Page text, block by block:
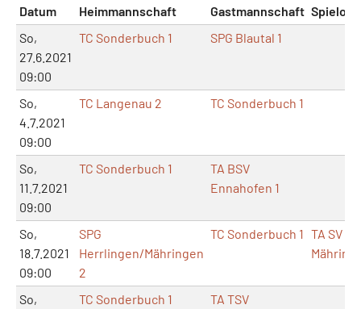
Datum Heimmannschaft Gastmannschaft Spielort
So,
27.6.2021
09:00
TC Sonderbuch 1 SPG Blautal 1
So,
4.7.2021
09:00
TC Langenau 2 TC Sonderbuch 1
So,
11.7.2021
09:00
TC Sonderbuch 1
TA BSV
Ennahofen 1
So,
18.7.2021
09:00
SPG
Herrlingen/Mähringen
2
TC Sonderbuch 1 TA SV
So,
TC Sonderbuch 1
TA TSV